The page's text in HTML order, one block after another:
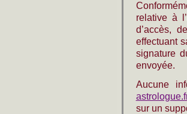
relative à
d’accès,
effectuant
signature
envoyée.
Aucune
sur un